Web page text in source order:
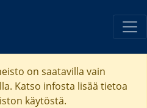
on saatavilla vain
Katso infosta lisää tietoa
käytöstä.